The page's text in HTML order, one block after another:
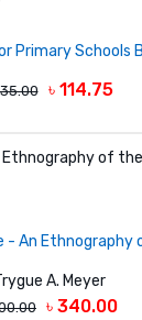
Primary Schools
৳ 114.75
- An Ethnography
A. Meyer
৳ 340.00